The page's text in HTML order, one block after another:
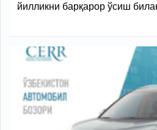
йилликни барқарор ўсиш